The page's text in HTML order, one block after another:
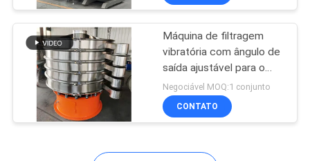
Moedor Machine do
Pulverizer
Máquina de filtragem
vibratória com ângulo de
saída ajustável para o
processamento de
materiais secos e
molhados em linhas de
Negociável MOQ:1 conjunto
CONTATO